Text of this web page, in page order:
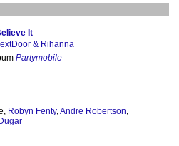
It
& Rihanna
Partymobile
Robyn Fenty,Andre Robertson,